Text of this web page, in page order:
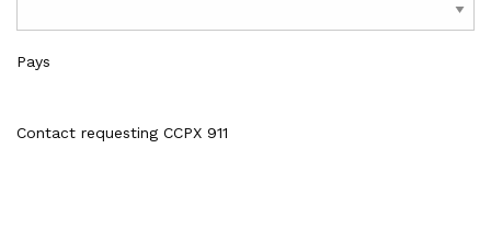
Pays
Contact requesting CCPX 911